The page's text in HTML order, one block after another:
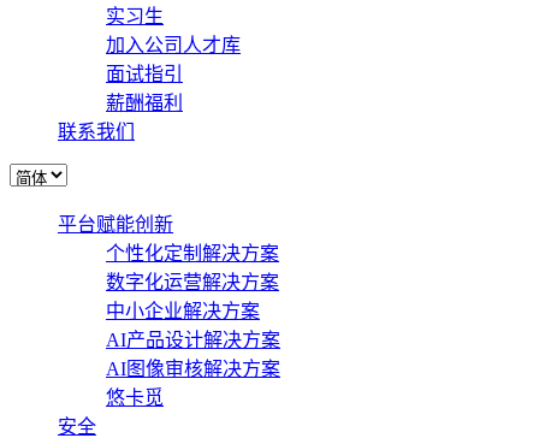
实习生
加入公司人才库
面试指引
薪酬福利
联系我们
平台赋能创新
个性化定制解决方案
数字化运营解决方案
中小企业解决方案
AI产品设计解决方案
AI图像审核解决方案
悠卡觅
安全